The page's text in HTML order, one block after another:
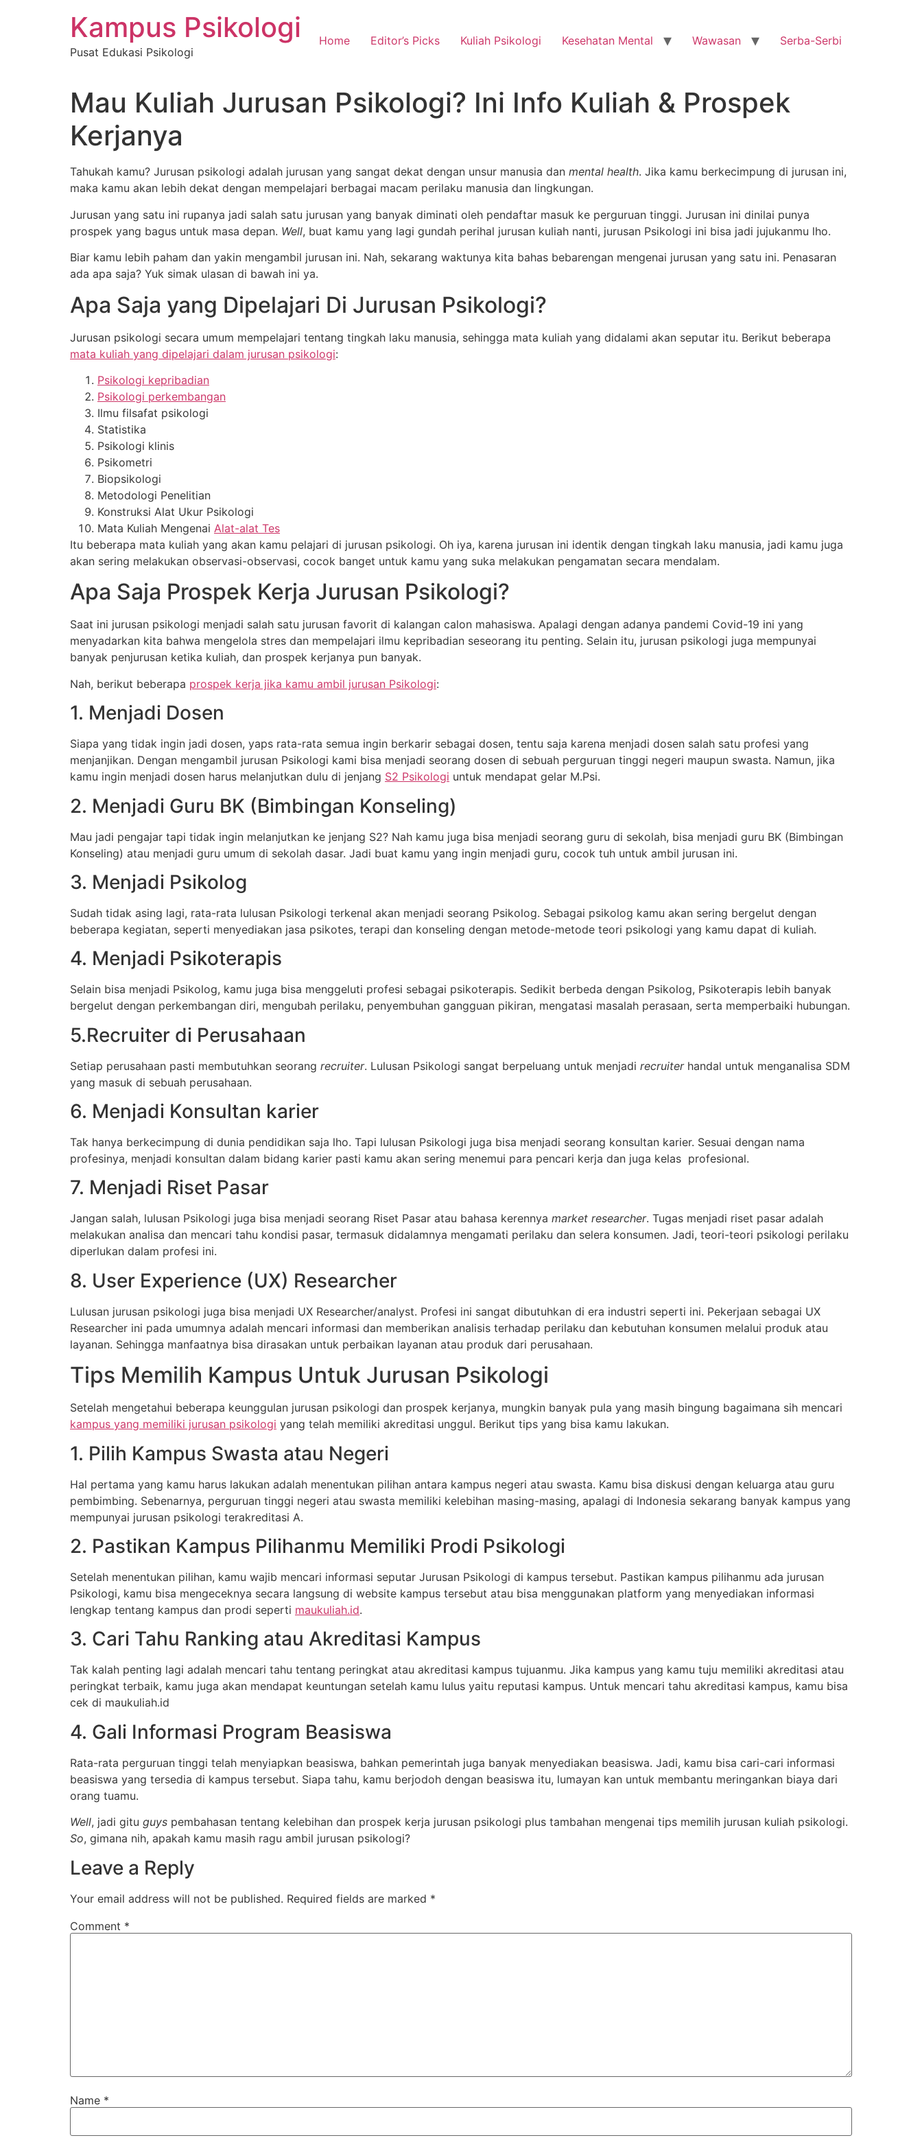
Kampus Psikologi
Pusat Edukasi Psikologi
Home Editor’s Picks Kuliah Psikologi Kesehatan Mental Wawasan Serba-Serbi
Mau Kuliah Jurusan Psikologi? Ini Info Kuliah & Prospek
Kerjanya
Tahukah kamu? Jurusan psikologi adalah jurusan yang sangat dekat dengan unsur manusia dan mental health. Jika kamu berkecimpung di jurusan ini,
maka kamu akan lebih dekat dengan mempelajari berbagai macam perilaku manusia dan lingkungan.
Jurusan yang satu ini rupanya jadi salah satu jurusan yang banyak diminati oleh pendaftar masuk ke perguruan tinggi. Jurusan ini dinilai punya
prospek yang bagus untuk masa depan. Well, buat kamu yang lagi gundah perihal jurusan kuliah nanti, jurusan Psikologi ini bisa jadi jujukanmu lho.
Biar kamu lebih paham dan yakin mengambil jurusan ini. Nah, sekarang waktunya kita bahas bebarengan mengenai jurusan yang satu ini. Penasaran
ada apa saja? Yuk simak ulasan di bawah ini ya.
Apa Saja yang Dipelajari Di Jurusan Psikologi?
Jurusan psikologi secara umum mempelajari tentang tingkah laku manusia, sehingga mata kuliah yang didalami akan seputar itu. Berikut beberapa
mata kuliah yang dipelajari dalam jurusan psikologi:
Psikologi kepribadian
Psikologi perkembangan
Ilmu filsafat psikologi
Statistika
Psikologi klinis
Psikometri
Biopsikologi
Metodologi Penelitian
Konstruksi Alat Ukur Psikologi
Mata Kuliah Mengenai Alat-alat Tes
Itu beberapa mata kuliah yang akan kamu pelajari di jurusan psikologi. Oh iya, karena jurusan ini identik dengan tingkah laku manusia, jadi kamu juga
akan sering melakukan observasi-observasi, cocok banget untuk kamu yang suka melakukan pengamatan secara mendalam.
Apa Saja Prospek Kerja Jurusan Psikologi?
Saat ini jurusan psikologi menjadi salah satu jurusan favorit di kalangan calon mahasiswa. Apalagi dengan adanya pandemi Covid-19 ini yang
menyadarkan kita bahwa mengelola stres dan mempelajari ilmu kepribadian seseorang itu penting. Selain itu, jurusan psikologi juga mempunyai
banyak penjurusan ketika kuliah, dan prospek kerjanya pun banyak.
Nah, berikut beberapa prospek kerja jika kamu ambil jurusan Psikologi:
1. Menjadi Dosen
Siapa yang tidak ingin jadi dosen, yaps rata-rata semua ingin berkarir sebagai dosen, tentu saja karena menjadi dosen salah satu profesi yang
menjanjikan. Dengan mengambil jurusan Psikologi kami bisa menjadi seorang dosen di sebuah perguruan tinggi negeri maupun swasta. Namun, jika
kamu ingin menjadi dosen harus melanjutkan dulu di jenjang S2 Psikologi untuk mendapat gelar M.Psi.
2. Menjadi Guru BK (Bimbingan Konseling)
Mau jadi pengajar tapi tidak ingin melanjutkan ke jenjang S2? Nah kamu juga bisa menjadi seorang guru di sekolah, bisa menjadi guru BK (Bimbingan
Konseling) atau menjadi guru umum di sekolah dasar. Jadi buat kamu yang ingin menjadi guru, cocok tuh untuk ambil jurusan ini.
3. Menjadi Psikolog
Sudah tidak asing lagi, rata-rata lulusan Psikologi terkenal akan menjadi seorang Psikolog. Sebagai psikolog kamu akan sering bergelut dengan
beberapa kegiatan, seperti menyediakan jasa psikotes, terapi dan konseling dengan metode-metode teori psikologi yang kamu dapat di kuliah.
4. Menjadi Psikoterapis
Selain bisa menjadi Psikolog, kamu juga bisa menggeluti profesi sebagai psikoterapis. Sedikit berbeda dengan Psikolog, Psikoterapis lebih banyak
bergelut dengan perkembangan diri, mengubah perilaku, penyembuhan gangguan pikiran, mengatasi masalah perasaan, serta memperbaiki hubungan.
5.Recruiter di Perusahaan
Setiap perusahaan pasti membutuhkan seorang recruiter. Lulusan Psikologi sangat berpeluang untuk menjadi recruiterhandal untuk menganalisa SDM
yang masuk di sebuah perusahaan.
6. Menjadi Konsultan karier
Tak hanya berkecimpung di dunia pendidikan saja lho. Tapi lulusan Psikologi juga bisa menjadi seorang konsultan karier. Sesuai dengan nama
profesinya, menjadi konsultan dalam bidang karier pasti kamu akan sering menemui para pencari kerja dan juga kelas profesional.
7. Menjadi Riset Pasar
Jangan salah, lulusan Psikologi juga bisa menjadi seorang Riset Pasar atau bahasa kerennya market researcher. Tugas menjadi riset pasar adalah
melakukan analisa dan mencari tahu kondisi pasar, termasuk didalamnya mengamati perilaku dan selera konsumen. Jadi, teori-teori psikologi perilaku
diperlukan dalam profesi ini.
8. User Experience (UX) Researcher
Lulusan jurusan psikologi juga bisa menjadi UX Researcher/analyst. Profesi ini sangat dibutuhkan di era industri seperti ini. Pekerjaan sebagai UX
Researcher ini pada umumnya adalah mencari informasi dan memberikan analisis terhadap perilaku dan kebutuhan konsumen melalui produk atau
layanan. Sehingga manfaatnya bisa dirasakan untuk perbaikan layanan atau produk dari perusahaan.
Tips Memilih Kampus Untuk Jurusan Psikologi
Setelah mengetahui beberapa keunggulan jurusan psikologi dan prospek kerjanya, mungkin banyak pula yang masih bingung bagaimana sih mencari
kampus yang memiliki jurusan psikologi yang telah memiliki akreditasi unggul. Berikut tips yang bisa kamu lakukan.
1. Pilih Kampus Swasta atau Negeri
Hal pertama yang kamu harus lakukan adalah menentukan pilihan antara kampus negeri atau swasta. Kamu bisa diskusi dengan keluarga atau guru
pembimbing. Sebenarnya, perguruan tinggi negeri atau swasta memiliki kelebihan masing-masing, apalagi di Indonesia sekarang banyak kampus yang
mempunyai jurusan psikologi terakreditasi A.
2. Pastikan Kampus Pilihanmu Memiliki Prodi Psikologi
Setelah menentukan pilihan, kamu wajib mencari informasi seputar Jurusan Psikologi di kampus tersebut. Pastikan kampus pilihanmu ada jurusan
Psikologi, kamu bisa mengeceknya secara langsung di website kampus tersebut atau bisa menggunakan platform yang menyediakan informasi
lengkap tentang kampus dan prodi seperti maukuliah.id.
3. Cari Tahu Ranking atau Akreditasi Kampus
Tak kalah penting lagi adalah mencari tahu tentang peringkat atau akreditasi kampus tujuanmu. Jika kampus yang kamu tuju memiliki akreditasi atau
peringkat terbaik, kamu juga akan mendapat keuntungan setelah kamu lulus yaitu reputasi kampus. Untuk mencari tahu akreditasi kampus, kamu bisa
cek di maukuliah.id
4. Gali Informasi Program Beasiswa
Rata-rata perguruan tinggi telah menyiapkan beasiswa, bahkan pemerintah juga banyak menyediakan beasiswa. Jadi, kamu bisa cari-cari informasi
beasiswa yang tersedia di kampus tersebut. Siapa tahu, kamu berjodoh dengan beasiswa itu, lumayan kan untuk membantu meringankan biaya dari
orang tuamu.
Well, jadi gitu guys pembahasan tentang kelebihan dan prospek kerja jurusan psikologi plus tambahan mengenai tips memilih jurusan kuliah psikologi.
So, gimana nih, apakah kamu masih ragu ambil jurusan psikologi?
Leave a Reply
Your email address will not be published. Required fields are marked *
Comment *
Name *